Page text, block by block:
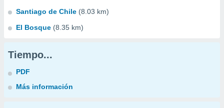
Santiago de Chile (8.03 km)
El Bosque (8.35 km)
Tiempo...
PDF
Más información